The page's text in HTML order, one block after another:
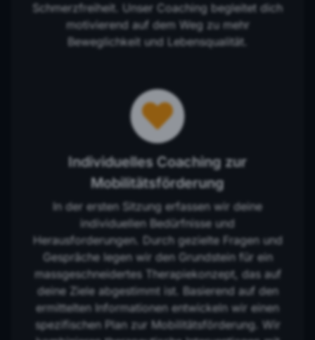
Schmerzfreiheit. Unser Coaching begleitet dich
motivierend auf dem Weg zu mehr
Beweglichkeit und Lebensqualität.
Individuelles Coaching zur
Mobilitätsförderung
In der ersten Sitzung erfassen wir deine
individuellen Bedürfnisse und
Herausforderungen. Durch gezielte Fragen und
Gespräche legen wir den Grundstein für ein
massgeschneidertes Therapiekonzept, das auf
deine Ziele abgestimmt ist. Basierend auf den
ermittelten Informationen entwickeln wir einen
spezifischen Plan zur Mobilitätsförderung. Wir